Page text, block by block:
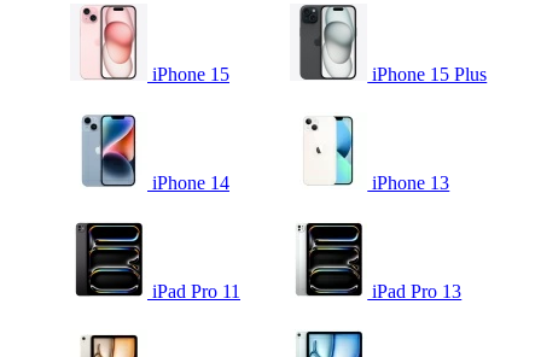
iPhone 15 iPhone 15 Plus
iPhone 14 iPhone 13
iPad Pro 11 iPad Pro 13